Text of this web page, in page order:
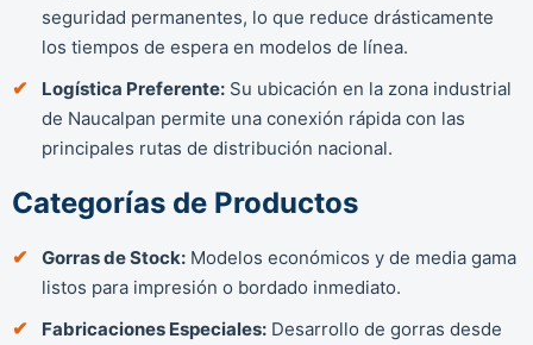
seguridad permanentes, lo que reduce drásticamente
los tiempos de espera en modelos de línea.
Logística Preferente: Su ubicación en la zona industrial
de Naucalpan permite una conexión rápida con las
principales rutas de distribución nacional.
Categorías de Productos
Gorras de Stock: Modelos económicos y de media gama
listos para impresión o bordado inmediato.
Fabricaciones Especiales: Desarrollo de gorras desde